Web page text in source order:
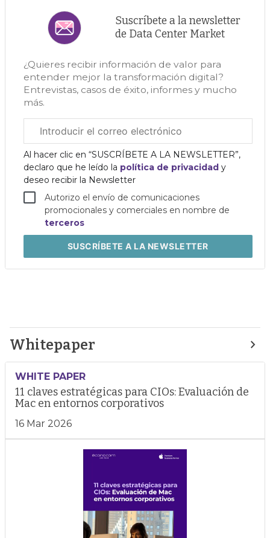
Suscríbete a la newsletter
de Data Center Market
¿Quieres recibir información de valor para
entender mejor la transformación digital?
Entrevistas, casos de éxito, informes y mucho
más.
electrónico
corporativo
Al hacer clic en “SUSCRÍBETE A LA NEWSLETTER”,
declaro que he leído la política de privacidad y
deseo recibir la Newsletter
Autorizo el envío de comunicaciones
promocionales y comerciales en nombre de
terceros
SUSCRÍBETEA LA NEWSLETTER
Whitepaper
WHITE PAPER
11 claves estratégicas para CIOs: Evaluación de
Mac en entornos corporativos
16 Mar 2026